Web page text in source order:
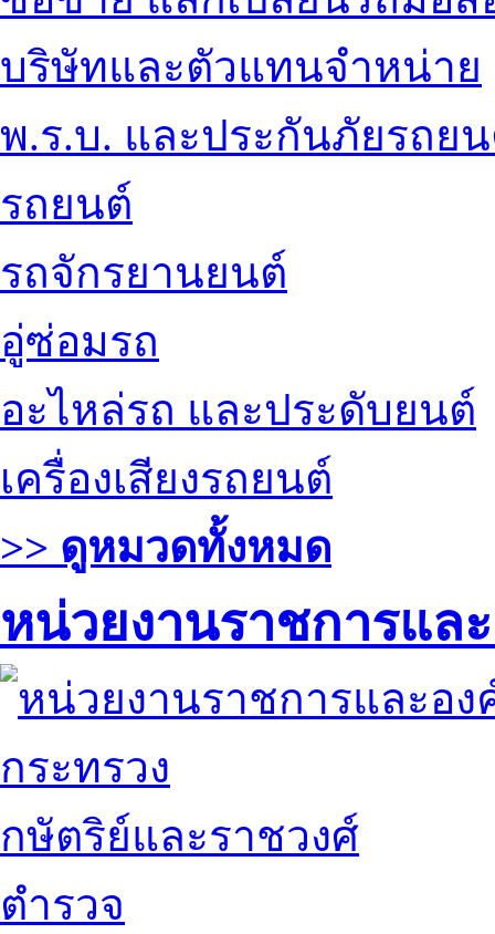
บริษัทและตัวแทนจำหน่าย
พ.ร.บ. และประกันภัยรถย
รถยนต์
รถจักรยานยนต์
อู่ซ่อมรถ
อะไหล่รถ และประดับยนต์
เครื่องเสียงรถยนต์
>> ดูหมวดทั้งหมด
หน่วยงานราชการแล
กระทรวง
กษัตริย์และราชวงศ์
ตำรวจ